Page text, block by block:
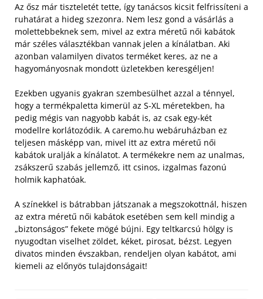
Az ősz már tiszteletét tette, így tanácsos kicsit felfrissíteni a
ruhatárat a hideg szezonra. Nem lesz gond a vásárlás a
molettebbeknek sem, mivel az extra méretű női kabátok
már széles választékban vannak jelen a kínálatban. Aki
azonban valamilyen divatos terméket keres, az ne a
hagyományosnak mondott üzletekben keresgéljen!
Ezekben ugyanis gyakran szembesülhet azzal a ténnyel,
hogy a termékpaletta kimerül az S-XL méretekben, ha
pedig mégis van nagyobb kabát is, az csak egy-két
modellre korlátozódik. A caremo.hu webáruházban ez
teljesen másképp van, mivel itt az extra méretű női
kabátok uralják a kínálatot. A termékekre nem az unalmas,
zsákszerű szabás jellemző, itt csinos, izgalmas fazonú
holmik kaphatóak.
A színekkel is bátrabban játszanak a megszokottnál, hiszen
az extra méretű női kabátok esetében sem kell mindig a
„biztonságos” fekete mögé bújni. Egy teltkarcsú hölgy is
nyugodtan viselhet zöldet, kéket, pirosat, bézst. Legyen
divatos minden évszakban, rendeljen olyan kabátot, ami
kiemeli az előnyös tulajdonságait!